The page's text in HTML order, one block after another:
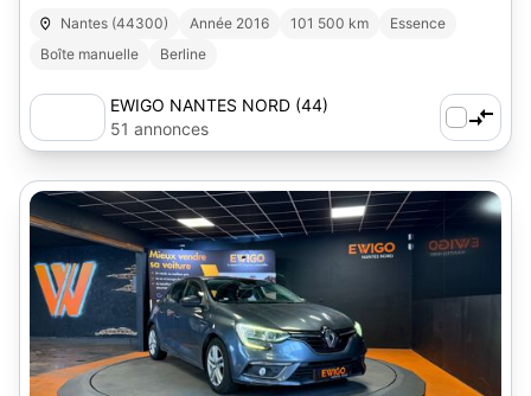
Nantes (44300) Année 2016 101 500 km
Essence
Boîte manuelle
Berline
EWIGO NANTES NORD (44)
51 annonces